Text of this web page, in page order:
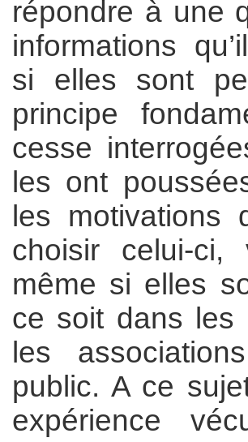
répondre à une
informations
si elles sont
principe
cesse
les ont
les
choisir celui-
même si elles
ce soit dans les
les
public. A ce
expérience